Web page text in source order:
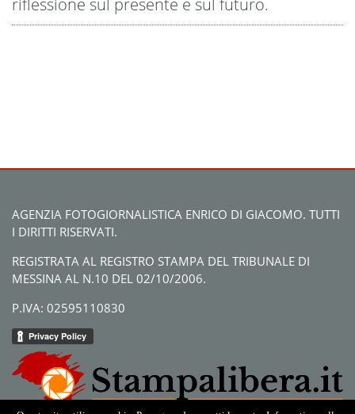
riflessione sul presente e sul futuro.
AGENZIA FOTOGIORNALISTICA ENRICO DI GIACOMO. TUTTI
I DIRITTI RISERVATI.
REGISTRATA AL REGISTRO STAMPA DEL TRIBUNALE DI
MESSINA AL N.10 DEL 02/10/2006.
P.IVA: 02595110830